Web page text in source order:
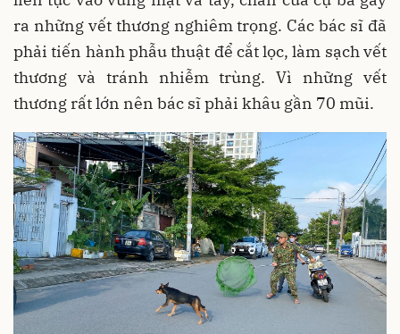
ra những vết thương nghiêm trọng. Các bác sĩ đã
phải tiến hành phẫu thuật để cắt lọc, làm sạch vết
thương và tránh nhiễm trùng. Vì những vết
thương rất lớn nên bác sĩ phải khâu gần 70 mũi.